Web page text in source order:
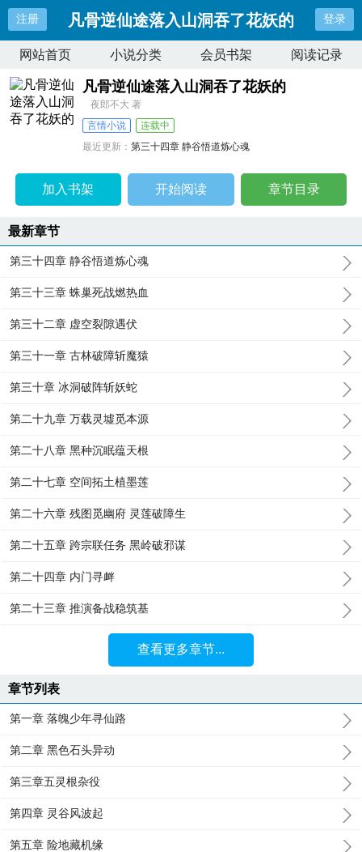
注册 凡骨逆仙途落入山洞吞了花妖的 登录
网站首页 小说分类 会员书架 阅读记录
凡骨逆仙途落入山洞吞了花妖的
夜郎不大 著
言情小说
连载中
最近更新：第三十四章 静谷悟道炼心魂
加入书架 开始阅读 章节目录
最新章节
第三十四章 静谷悟道炼心魂
第三十三章 蛛巢死战燃热血
第三十二章 虚空裂隙遇伏
第三十一章 古林破障斩魔猿
第三十章 冰洞破阵斩妖蛇
第二十九章 万载灵墟觅本源
第二十八章 黑种沉眠蕴天根
第二十七章 空间拓土植墨莲
第二十六章 残图觅幽府 灵莲破障生
第二十五章 跨宗联任务 黑岭破邪谋
第二十四章 内门寻衅
第二十三章 推演备战稳筑基
查看更多章节...
章节列表
第一章 落魄少年寻仙路
第二章 黑色石头异动
第三章五灵根杂役
第四章 灵谷风波起
第五章 险地藏机缘